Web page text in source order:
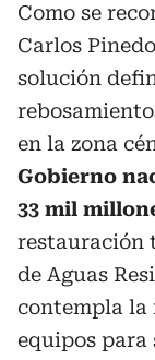
Como se
Carlos
solución
en la zona
Gobierno
33 mil
restauración
de Aguas
contempla la
equipos para